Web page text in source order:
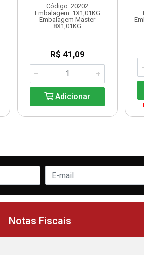
Código: 20202
Embalagem: 1X1,01KG
Embalagem Master
8X1,01KG
R$ 41,09
Adicionar
Notas Fiscais